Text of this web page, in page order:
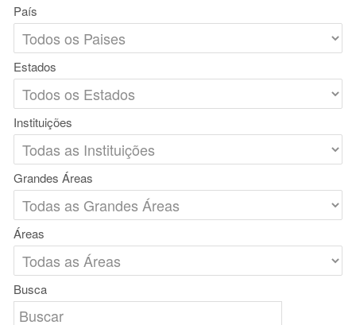
País
Estados
Instituições
Grandes Áreas
Áreas
Busca